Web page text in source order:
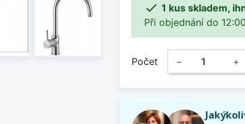
 1 kus skladem,
Při objednání do
Počet − +